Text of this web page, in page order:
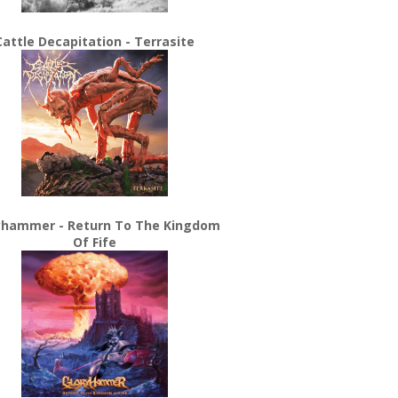
Decapitation - Terrasite
- Return To The Kingdom
Of Fife